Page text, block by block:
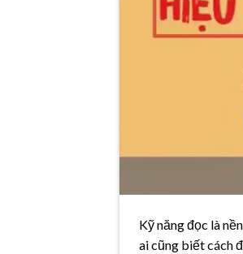
Kỹ năng đọc là
ai cũng biết cách